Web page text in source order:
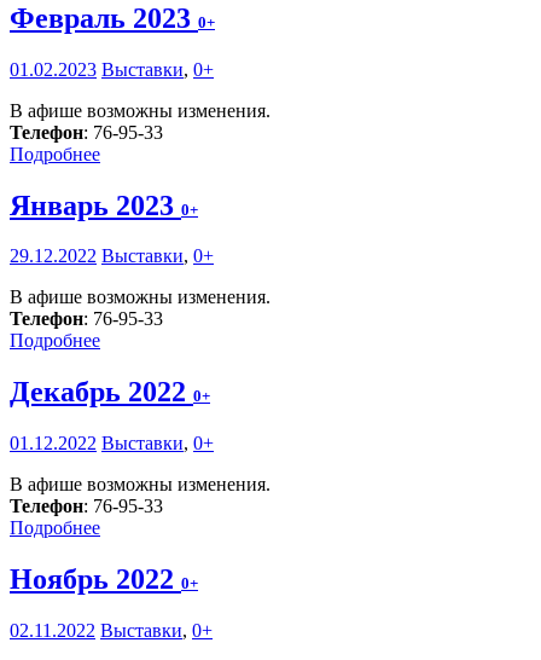
Февраль 2023 0+
01.02.2023 Выставки, 0+
В афише возможны изменения.
Телефон: 76-95-33
Подробнее
Январь 2023 0+
29.12.2022 Выставки, 0+
В афише возможны изменения.
Телефон: 76-95-33
Подробнее
Декабрь 2022 0+
01.12.2022 Выставки, 0+
В афише возможны изменения.
Телефон: 76-95-33
Подробнее
Ноябрь 2022 0+
02.11.2022 Выставки, 0+